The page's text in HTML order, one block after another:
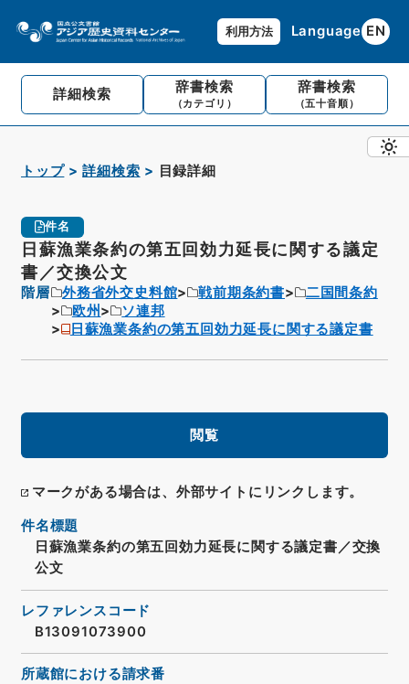
利用方法 Language EN
詳細検索 辞書検索
（カテゴリ）
辞書検索
（五十音順）
トップ 詳細検索 目録詳細
件名
日蘇漁業条約の第五回効力延長に関する議定
書／交換公文
階層 外務省外交史料館 戦前期条約書
二国間条約
欧州
ソ連邦
日蘇漁業条約の第五回効力延長に関する議定書
閲覧
マークがある場合は、外部サイトにリンクします。
件名標題
日蘇漁業条約の第五回効力延長に関する議定書／交換
公文
レファレンスコード
B13091073900
所蔵館における請求番